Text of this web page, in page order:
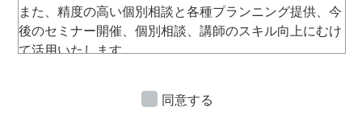
また、精度の⾼い個別相談と各種プランニング提供、今
後のセミナー開催、個別相談、講師のスキル向上にむけ
て活⽤いたします。
承諾のうえご記⼊・ご提出くださいますようお願い申
同意する